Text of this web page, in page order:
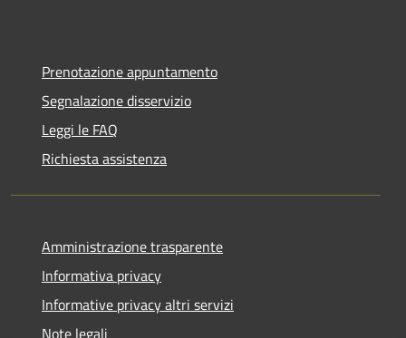
Prenotazione appuntamento
Segnalazione disservizio
Leggi le FAQ
Richiesta assistenza
Amministrazione trasparente
Informativa privacy
Informative privacy altri servizi
Note legali